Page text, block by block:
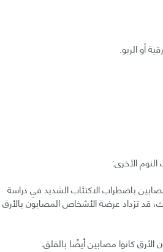
أو الربو.
الأخرى:
إذ أبلغ 90% من المشاركين المصابين باضطراب الاكتئاب الشديد في دراسة
ذلك، قد تزداد عرضة الأشخاص المصابون بالأرق